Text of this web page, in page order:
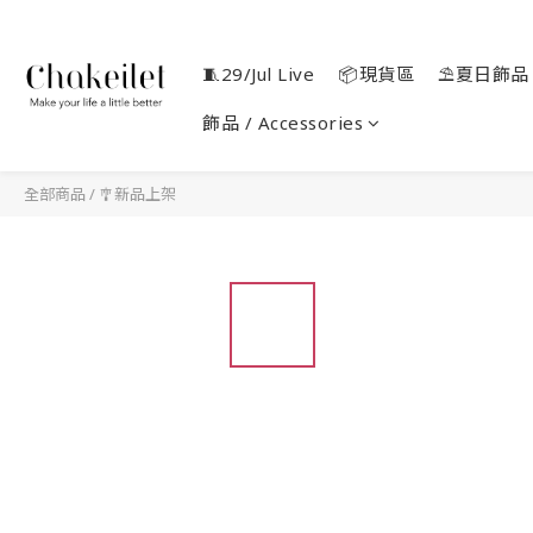
🧵29/Jul Live 📦現貨區 ⛱️夏日飾品
飾品 / Accessories
全部商品 / 🎐新品上架